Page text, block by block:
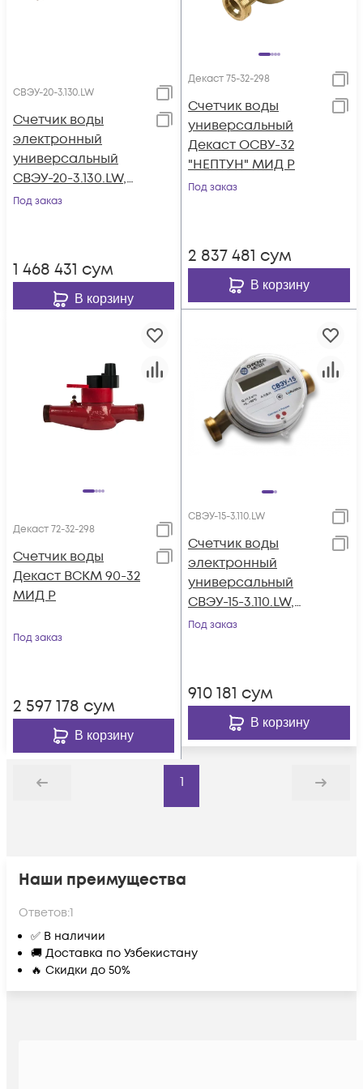
СВЭУ-20-3.130.LW
Счетчик воды
электронный
универсальный
СВЭУ-20-3.130.LW,
СЭТ.469333.148-11.03,
без КМЧ
Под заказ
1 468 431 сум
В корзину
Декаст 75-32-298
Счетчик воды
универсальный
Декаст ОСВУ-32
"НЕПТУН" МИД Р
Под заказ
2 837 481 сум
В корзину
Декаст 72-32-298
Счетчик воды
Декаст ВСКМ 90-32
МИД Р
Под заказ
2 597 178 сум
В корзину
СВЭУ-15-3.110.LW
Счетчик воды
электронный
универсальный
СВЭУ-15-3.110.LW,
СЭТ.469333.148-03.03,
Под заказ
910 181 сум
В корзину
Назад
1
Дальше
Наши преимущества
Ответов:1
✅ В наличии
🚚 Доставка по Узбекистану
🔥 Скидки до 50%